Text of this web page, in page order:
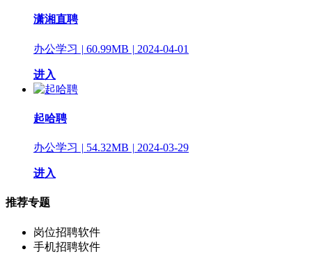
潇湘直聘
办公学习 | 60.99MB | 2024-04-01
进入
起哈聘
办公学习 | 54.32MB | 2024-03-29
进入
推荐专题
岗位招聘软件
手机招聘软件